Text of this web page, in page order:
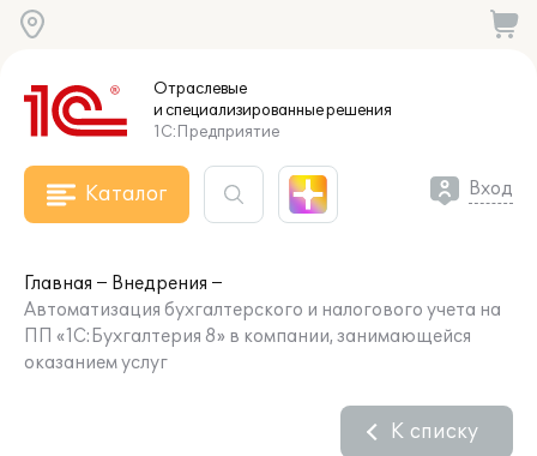
Отраслевые
и специализированныерешения
1С:Предприятие
Каталог Вход
Главная
Внедрения
Автоматизация бухгалтерского и налогового учета на
ПП «1С:Бухгалтерия 8» в компании, занимающейся
оказанием услуг
К списку